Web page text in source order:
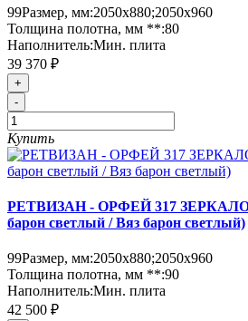
99Размер, мм:2050х880;2050х960
Толщина полотна, мм **:80
Наполнитель:Мин. плита
39 370 ₽
+
-
Купить
РЕТВИЗАН - ОРФЕЙ 317 ЗЕРКАЛО
барон светлый / Вяз барон светлый)
99Размер, мм:2050х880;2050х960
Толщина полотна, мм **:90
Наполнитель:Мин. плита
42 500 ₽